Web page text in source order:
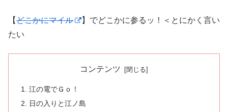
【どこかにマイル
】でどこかに参るッ！＜とにかく言い
たい
コンテンツ
江の電でＧｏ！
日の入りと江ノ島